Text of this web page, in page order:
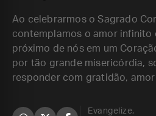
Ao celebrarmos o Sagrado
contemplamos o amor infinito
próximo de nós em um
por tão grande misericórdia,
responder com gratidão,
Evangelize,